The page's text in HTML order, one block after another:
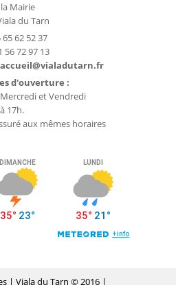
Mairie
du Tarn
65 62 52 37
56 72 97 13
d'ouverture :
et Vendredi
17h.
aux mêmes horaires
| Viala du Tarn © 2016 |